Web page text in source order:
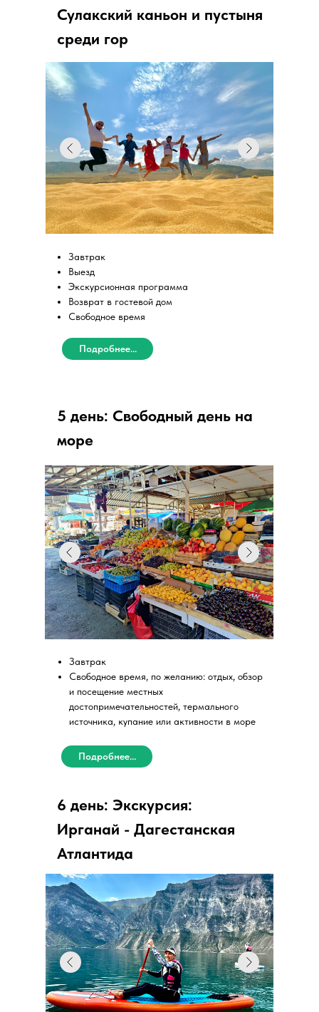
Сулакский каньон и пустыня
среди гор
Завтрак
Выезд
Экскурсионная программа
Возврат в гостевой дом
Свободное время
5 день: Свободный день на
море
Завтрак
Свободное время, по желанию: отдых, обзор
и посещение местных
достопримечательностей, термального
источника, купание или активности в море
6 день: Экскурсия:
Ирганай - Дагестанская
Атлантида
Подробнее...
Подробнее...